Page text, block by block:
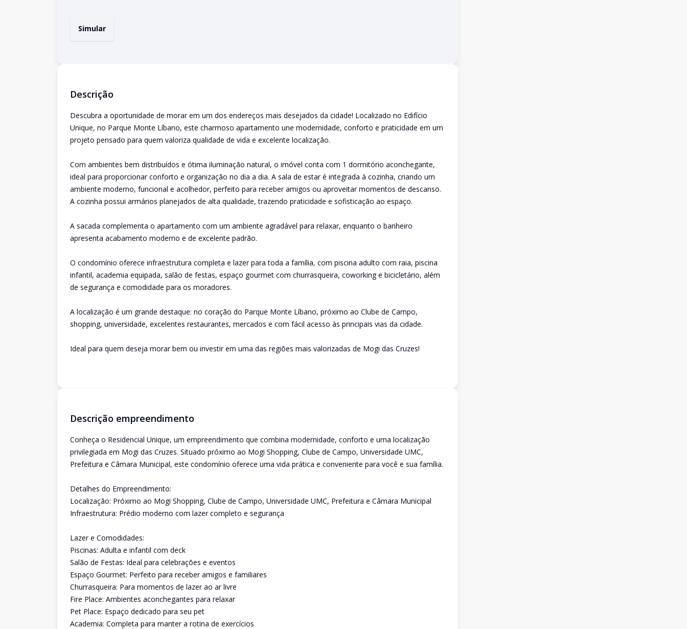
Simular
Descrição
Descubra a oportunidade de morar em um dos endereços mais desejados da cidade! Localizado no Edifício
Unique, no Parque Monte Líbano, este charmoso apartamento une modernidade, conforto e praticidade em um
projeto pensado para quem valoriza qualidade de vida e excelente localização.
Com ambientes bem distribuídos e ótima iluminação natural, o imóvel conta com 1 dormitório aconchegante,
ideal para proporcionar conforto e organização no dia a dia. A sala de estar é integrada à cozinha, criando um
ambiente moderno, funcional e acolhedor, perfeito para receber amigos ou aproveitar momentos de descanso.
A cozinha possui armários planejados de alta qualidade, trazendo praticidade e sofisticação ao espaço.
A sacada complementa o apartamento com um ambiente agradável para relaxar, enquanto o banheiro
apresenta acabamento moderno e de excelente padrão.
O condomínio oferece infraestrutura completa e lazer para toda a família, com piscina adulto com raia, piscina
infantil, academia equipada, salão de festas, espaço gourmet com churrasqueira, coworking e bicicletário, além
de segurança e comodidade para os moradores.
A localização é um grande destaque: no coração do Parque Monte Líbano, próximo ao Clube de Campo,
shopping, universidade, excelentes restaurantes, mercados e com fácil acesso às principais vias da cidade.
Ideal para quem deseja morar bem ou investir em uma das regiões mais valorizadas de Mogi das Cruzes!
Descrição empreendimento
Conheça o Residencial Unique, um empreendimento que combina modernidade, conforto e uma localização
privilegiada em Mogi das Cruzes. Situado próximo ao Mogi Shopping, Clube de Campo, Universidade UMC,
Prefeitura e Câmara Municipal, este condomínio oferece uma vida prática e conveniente para você e sua família.
Detalhes do Empreendimento:
Localização: Próximo ao Mogi Shopping, Clube de Campo, Universidade UMC, Prefeitura e Câmara Municipal
Infraestrutura: Prédio moderno com lazer completo e segurança
Lazer e Comodidades:
Piscinas: Adulta e infantil com deck
Salão de Festas: Ideal para celebrações e eventos
Espaço Gourmet: Perfeito para receber amigos e familiares
Churrasqueira: Para momentos de lazer ao ar livre
Fire Place: Ambientes aconchegantes para relaxar
Pet Place: Espaço dedicado para seu pet
Academia: Completa para manter a rotina de exercícios